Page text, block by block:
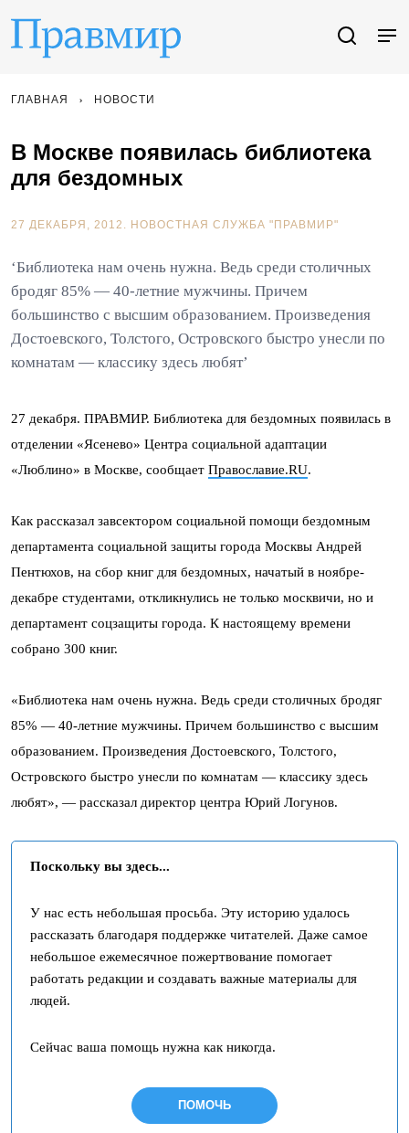
ГЛАВНАЯ НОВОСТИ
В Москве появилась библиотека
для бездомных
27 ДЕКАБРЯ, 2012. НОВОСТНАЯ СЛУЖБА "ПРАВМИР"
‘Библиотека нам очень нужна. Ведь среди столичных
бродяг 85% — 40-летние мужчины. Причем
большинство с высшим образованием. Произведения
Достоевского, Толстого, Островского быстро унесли по
комнатам — классику здесь любят’
27 декабря. ПРАВМИР. Библиотека для бездомных появилась в
отделении «Ясенево» Центра социальной адаптации
«Люблино» в Москве, сообщает Православие.RU.
Как рассказал завсектором социальной помощи бездомным
департамента социальной защиты города Москвы Андрей
Пентюхов, на сбор книг для бездомных, начатый в ноябре-
декабре студентами, откликнулись не только москвичи, но и
департамент соцзащиты города. К настоящему времени
собрано 300 книг.
«Библиотека нам очень нужна. Ведь среди столичных бродяг
85% — 40-летние мужчины. Причем большинство с высшим
образованием. Произведения Достоевского, Толстого,
Островского быстро унесли по комнатам — классику здесь
любят», — рассказал директор центра Юрий Логунов.
Поскольку вы здесь...
У нас есть небольшая просьба. Эту историю удалось
рассказать благодаря поддержке читателей. Даже самое
небольшое ежемесячное пожертвование помогает
работать редакции и создавать важные материалы для
людей.
Сейчас ваша помощь нужна как никогда.
ПОМОЧЬ